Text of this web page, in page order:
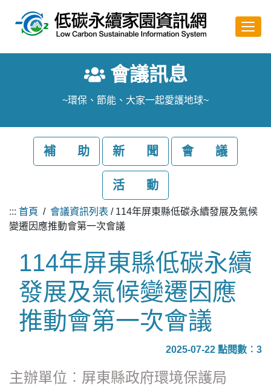
會議訊息
~環保、節能、大家一起愛護地球~
補 助 新 聞 會 議
活 動
::: 首頁 / 會議資訊列表 / 114年屏東縣低碳永續發展及氣候
變遷因應推動會第一次會議
114年屏東縣低碳永續
發展及氣候變遷因應
推動會第一次會議
2025-07-22 點閱數︰3
主辦單位︰屏東縣政府環境保護局